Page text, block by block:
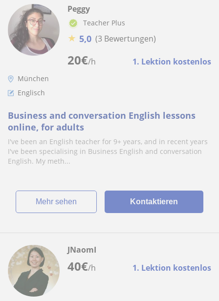
20€/h 1. Lektion kostenlos
Peggy
Teacher Plus
★ 5,0 (3 Bewertungen)
München
Englisch
Business and conversation English lessons
online, for adults
I've been an English teacher for 9+ years, and in recent years
I've been specialising in Business English and conversation
English. My meth...
Mehr sehen Kontaktieren
40€/h 1. Lektion kostenlos
JNaomI